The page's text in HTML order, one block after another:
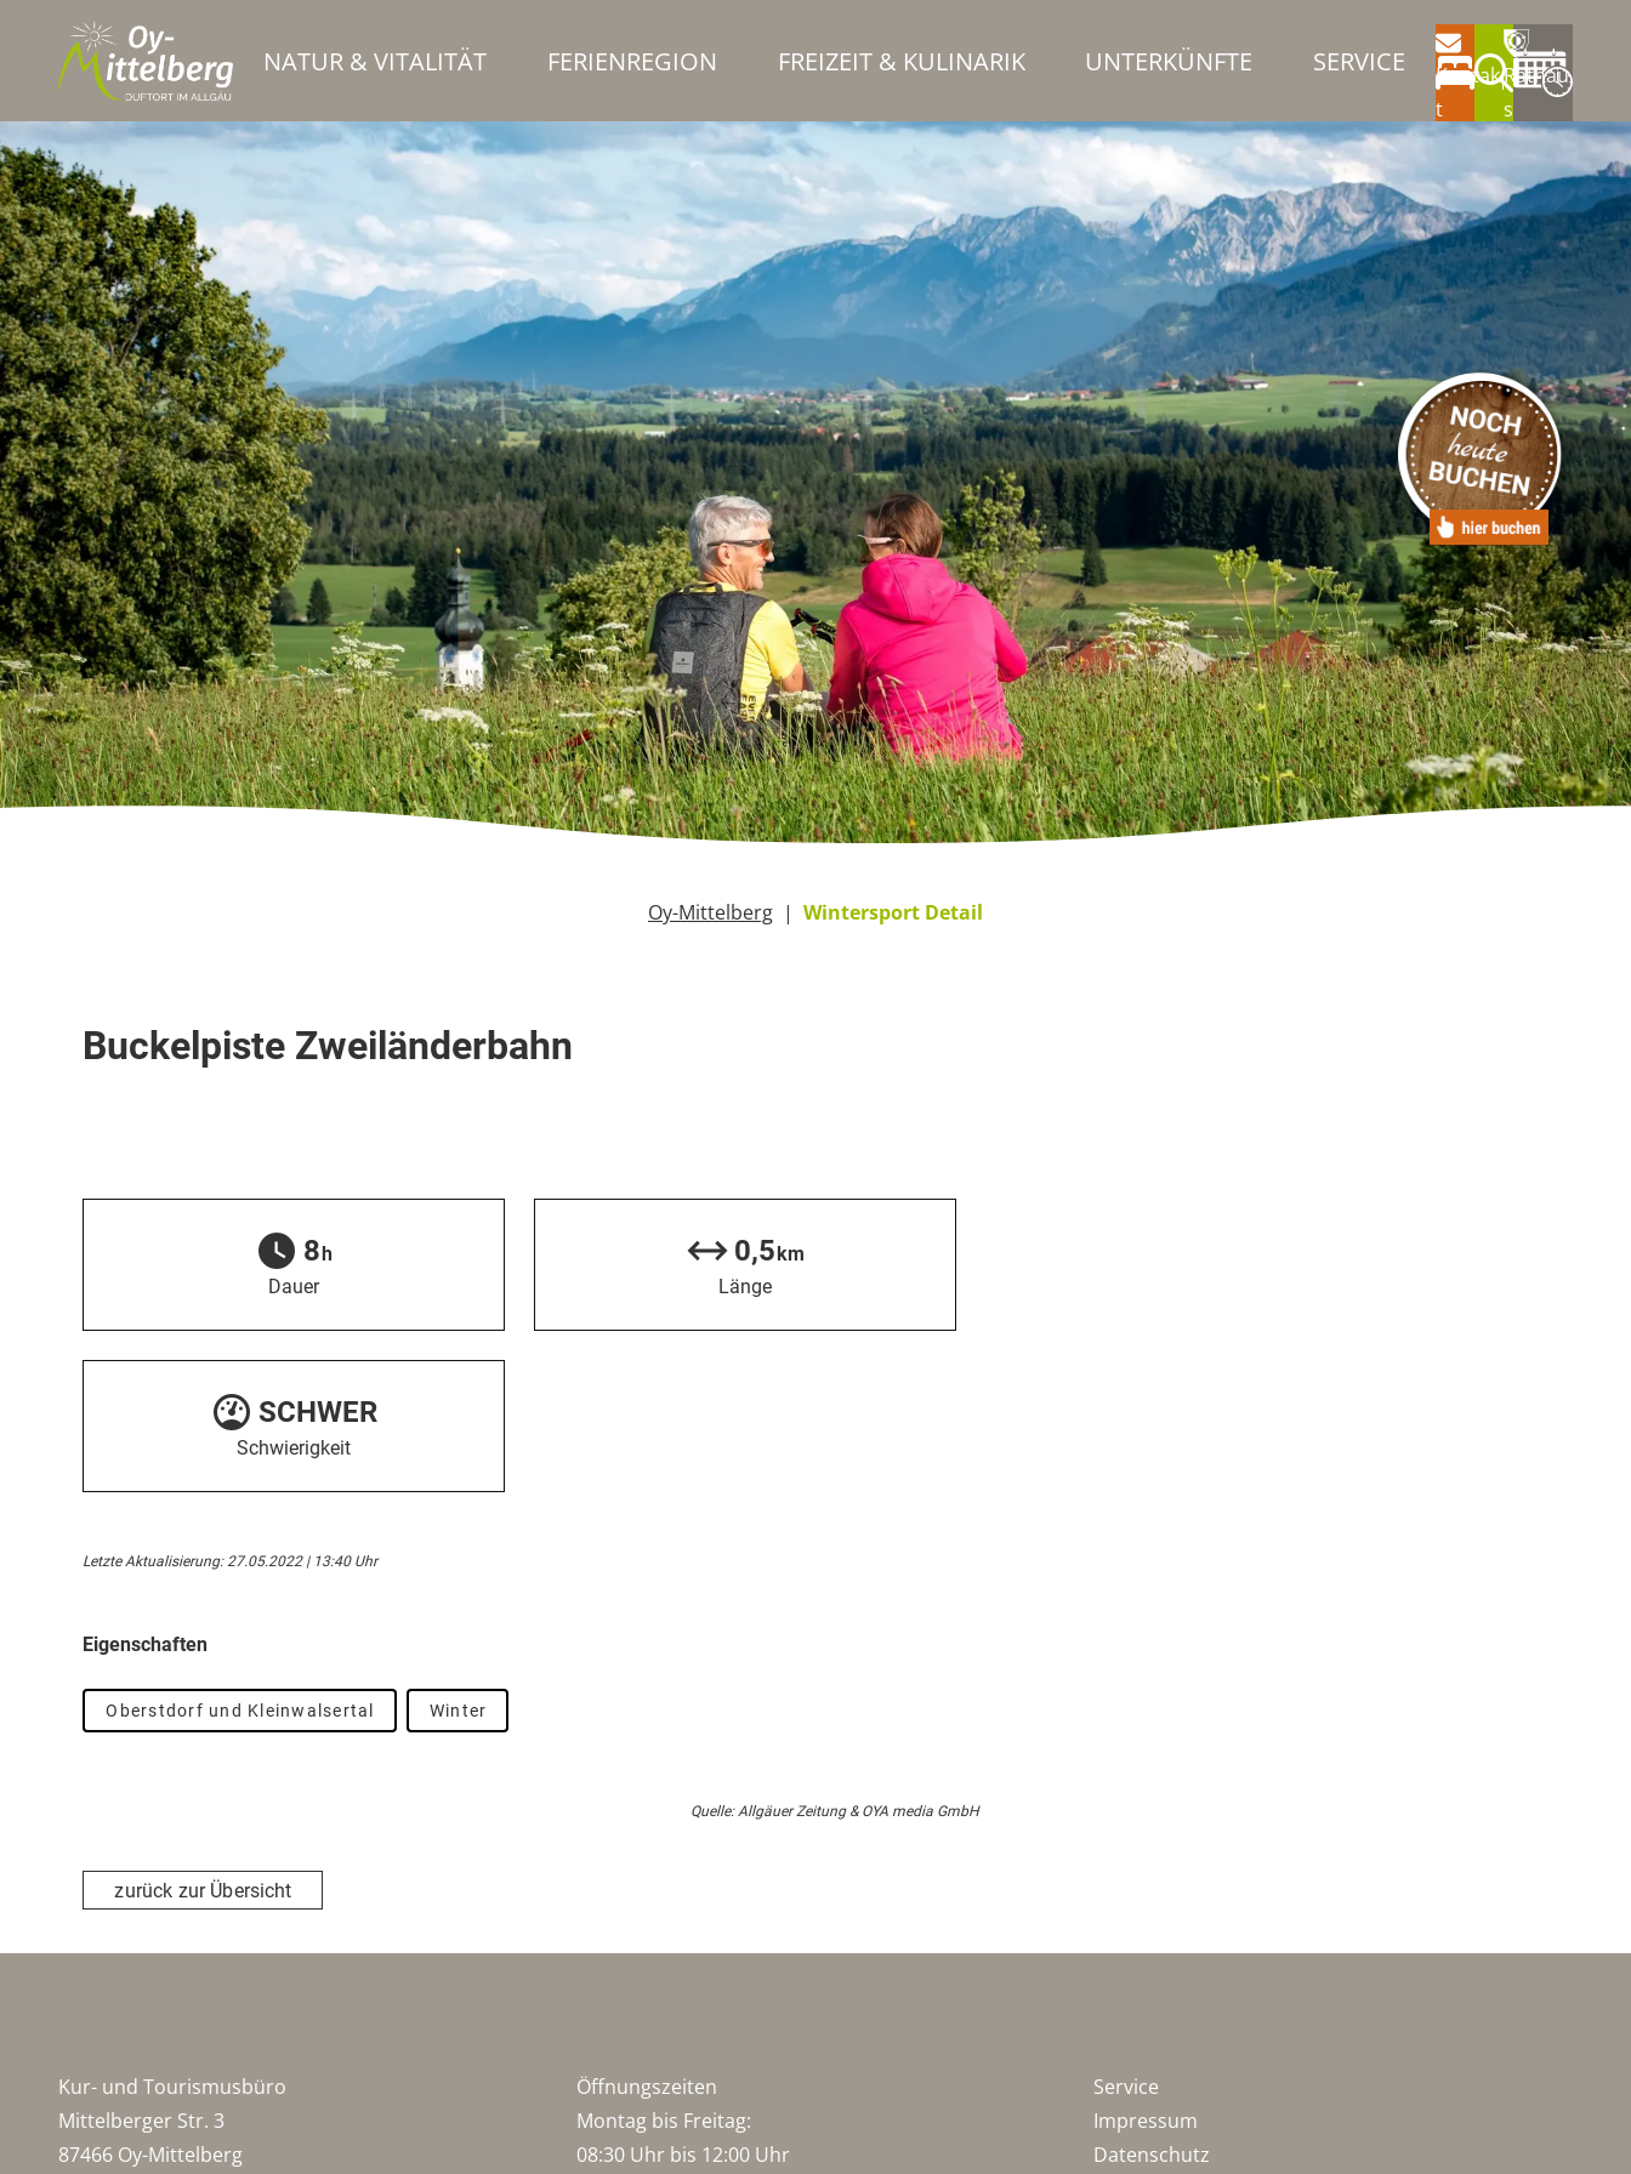
NATUR & VITALITÄT FERIENREGION FREIZEIT & KULINARIK UNTERKÜNFTE SERVICE
Kontak
t
Rathau
s
Oy-Mittelberg Wintersport Detail
Buckelpiste Zweiländerbahn
8h
Dauer
0,5km
Länge
SCHWER
Schwierigkeit
Letzte Aktualisierung: 27.05.2022 | 13:40 Uhr
Eigenschaften
Oberstdorf und Kleinwalsertal Winter
Quelle: Allgäuer Zeitung & OYA media GmbH
zurück zur Übersicht
Kur- und Tourismusbüro
Mittelberger Str. 3
87466 Oy-Mittelberg
Öffnungszeiten
Montag bis Freitag:
08:30 Uhr bis 12:00 Uhr
Service
Impressum
Datenschutz